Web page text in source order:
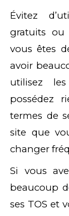
Évitez
gratuits ou
vous êtes
avoir
utilisez
possédez
termes de
site que
changer
Si vous
beaucoup
ses TOS et